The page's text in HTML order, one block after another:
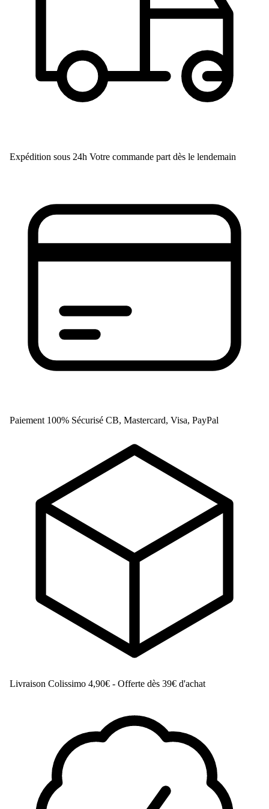
Expédition sous 24h Votre commande part dès le lendemain
Paiement 100% Sécurisé CB, Mastercard, Visa, PayPal
Livraison Colissimo 4,90€ - Offerte dès 39€ d'achat